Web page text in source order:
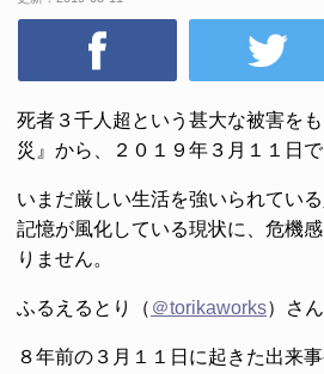
死者３千人超という甚大な被害を
災』から、２０１９年３月１１日で
いまだ厳しい生活を強いられてい
記憶が風化している現状に、危機
りません。
ふるえるとり（ ＠torikaworks）さ
８年前の３月１１日に起きた出来